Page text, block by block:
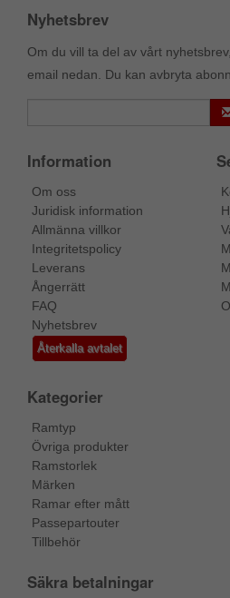
Nyhetsbrev
Om du vill ta del av vårt
email nedan. Du kan avbryta
Information
Om oss
Juridisk information
Allmänna villkor
Integritetspolicy
Leverans
Ångerrätt
FAQ
Nyhetsbrev
Återkalla avtalet
Kategorier
Ramtyp
Övriga produkter
Ramstorlek
Märken
Ramar efter mått
Passepartouter
Tillbehör
Säkra betalningar